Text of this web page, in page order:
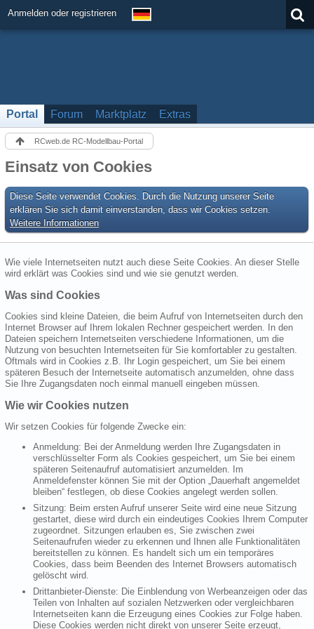
Anmelden oder registrieren
Portal Forum Marktplatz Extras
RCweb.de RC-Modellbau-Portal
Einsatz von Cookies
Diese Seite verwendet Cookies. Durch die Nutzung unserer Seite
erklären Sie sich damit einverstanden, dass wir Cookies setzen.
Weitere Informationen
Wie viele Internetseiten nutzt auch diese Seite Cookies. An dieser Stelle
wird erklärt was Cookies sind und wie sie genutzt werden.
Was sind Cookies
Cookies sind kleine Dateien, die beim Aufruf von Internetseiten durch den
Internet Browser auf Ihrem lokalen Rechner gespeichert werden. In den
Dateien speichern Internetseiten verschiedene Informationen, um die
Nutzung von besuchten Internetseiten für Sie komfortabler zu gestalten.
Oftmals wird in Cookies z.B. Ihr Login gespeichert, um Sie bei einem
späteren Besuch der Internetseite automatisch anzumelden, ohne dass
Sie Ihre Zugangsdaten noch einmal manuell eingeben müssen.
Wie wir Cookies nutzen
Wir setzen Cookies für folgende Zwecke ein:
Anmeldung: Bei der Anmeldung werden Ihre Zugangsdaten in
verschlüsselter Form als Cookies gespeichert, um Sie bei einem
späteren Seitenaufruf automatisiert anzumelden. Im
Anmeldefenster können Sie mit der Option „Dauerhaft angemeldet
bleiben“ festlegen, ob diese Cookies angelegt werden sollen.
Sitzung: Beim ersten Aufruf unserer Seite wird eine neue Sitzung
gestartet, diese wird durch ein eindeutiges Cookies Ihrem Computer
zugeordnet. Sitzungen erlauben es, Sie zwischen zwei
Seitenaufrufen wieder zu erkennen und Ihnen alle Funktionalitäten
bereitstellen zu können. Es handelt sich um ein temporäres
Cookies, dass beim Beenden des Internet Browsers automatisch
gelöscht wird.
Drittanbieter-Dienste: Die Einblendung von Werbeanzeigen oder das
Teilen von Inhalten auf sozialen Netzwerken oder vergleichbaren
Internetseiten kann die Erzeugung eines Cookies zur Folge haben.
Diese Cookies werden nicht direkt von unserer Seite erzeugt,